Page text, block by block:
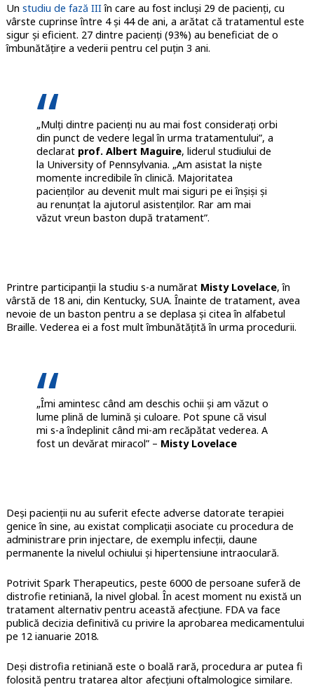
Un studiu de fază IIIîn care au fost incluși 29 de pacienți, cu
vârste cuprinse între 4 și 44 de ani, a arătat că tratamentul este
sigur și eficient. 27 dintre pacienți (93%) au beneficiat de o
îmbunătățire a vederii pentru cel puțin 3 ani.
„Mulți dintre pacienți nu au mai fost considerați orbi
din punct de vedere legal în urma tratamentului”, a
declarat prof. Albert Maguire, liderul studiului de
la University of Pennsylvania. „Am asistat la niște
momente incredibile în clinică. Majoritatea
pacienților au devenit mult mai siguri pe ei înșiși și
au renunțat la ajutorul asistenților. Rar am mai
văzut vreun baston după tratament”.
Printre participanții la studiu s-a numărat Misty Lovelace, în
vârstă de 18 ani, din Kentucky, SUA. Înainte de tratament, avea
nevoie de un baston pentru a se deplasa și citea în alfabetul
Braille. Vederea ei a fost mult îmbunătățită în urma procedurii.
„Îmi amintesc când am deschis ochii și am văzut o
lume plină de lumină și culoare. Pot spune că visul
mi s-a îndeplinit când mi-am recăpătat vederea. A
fost un devărat miracol” – Misty Lovelace
Deși pacienții nu au suferit efecte adverse datorate terapiei
genice în sine, au existat complicații asociate cu procedura de
administrare prin injectare, de exemplu infecții, daune
permanente la nivelul ochiului și hipertensiune intraoculară.
Potrivit Spark Therapeutics, peste 6000 de persoane suferă de
distrofie retiniană, la nivel global. În acest moment nu există un
tratament alternativ pentru această afecțiune. FDA va face
publică decizia definitivă cu privire la aprobarea medicamentului
pe 12 ianuarie 2018.
Deși distrofia retiniană este o boală rară, procedura ar putea fi
folosită pentru tratarea altor afecțiuni oftalmologice similare.